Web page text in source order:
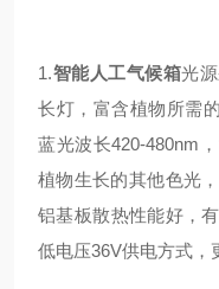
1.智能人工气候箱光
长灯，富含植物所需
蓝光波长420-480nm
植物生长的其他色光
铝基板散热性能好，
低电压36V供电方式，